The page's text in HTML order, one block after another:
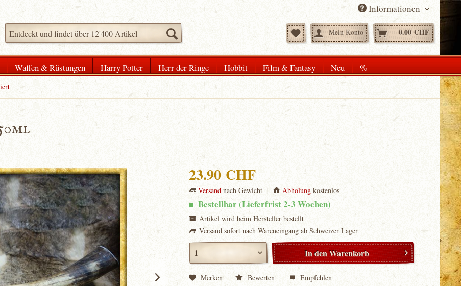
Informationen
Mein Konto 0.00 CHF
Waffen & Rüstungen Harry Potter Herr der Ringe Hobbit Film & Fantasy Neu %
23.90 CHF
Versand nach Gewicht | Abholung kostenlos
Bestellbar (Lieferfrist 2-3 Wochen)
Artikel wird beim Hersteller bestellt
Versand sofort nach Wareneingang ab Schweizer Lager
In denWarenkorb
Merken Bewerten Empfehlen